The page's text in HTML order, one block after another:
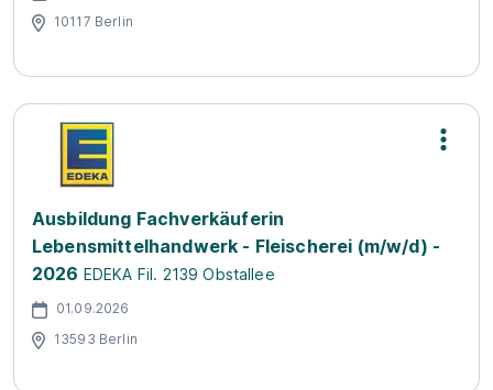
10117 Berlin
Ausbildung Fachverkäuferin
Lebensmittelhandwerk - Fleischerei (m/w/d) -
2026 EDEKA Fil. 2139 Obstallee
01.09.2026
13593 Berlin